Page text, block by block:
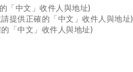
「中文」收件人與地址)
提供正確的「中文」收件人與地址)
「中文」收件人與地址)